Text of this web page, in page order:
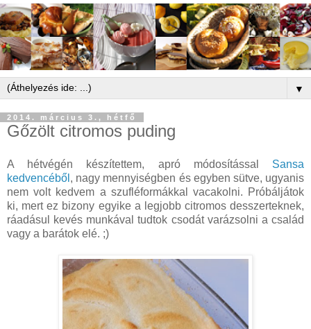
▼
2014. március 3., hétfő
Gőzölt citromos puding
A hétvégén készítettem, apró módosítással Sansa
kedvencéből , nagy mennyiségben és egyben sütve, ugyanis
nem volt kedvem a szufléformákkal vacakolni. Próbáljátok
ki, mert ez bizony egyike a legjobb citromos desszerteknek,
ráadásul kevés munkával tudtok csodát varázsolni a család
vagy a barátok elé. ;)